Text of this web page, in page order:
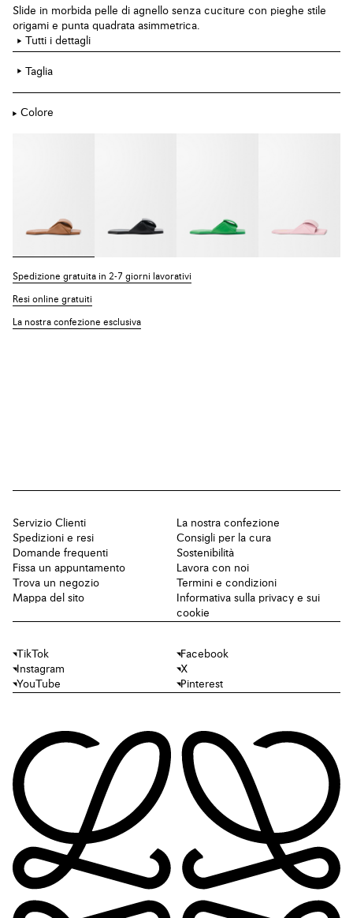
Slide in morbida pelle di agnello senza cuciture con pieghe stile
origami e punta quadrata asimmetrica.
Tutti i dettagli
Taglia
Colore
Spedizione gratuita in 2-7 giorni lavorativi
Resi online gratuiti
La nostra confezione esclusiva
Servizio Clienti
Spedizioni e resi
Domande frequenti
Fissa un appuntamento
Trova un negozio
Mappa del sito
La nostra confezione
Consigli per la cura
Sostenibilità
Lavora con noi
Termini e condizioni
Informativa sulla privacy e sui
cookie
TikTok
Facebook
Instagram
X
YouTube
Pinterest